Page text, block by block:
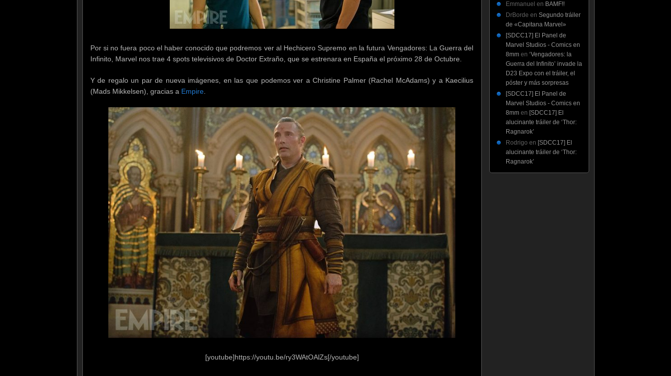
Por si no fuera poco el haber conocido que podremos ver al Hechicero Supremo en la futura Vengadores: La Guerra del
Infinito, Marvel nos trae 4 spots televisivos de Doctor Extraño, que se estrenara en España el próximo 28 de Octubre.
Y de regalo un par de nueva imágenes, en las que podemos ver a Christine Palmer (Rachel McAdams) y a Kaecilius
(Mads Mikkelsen), gracias a Empire.
[youtube]https://youtu.be/ry3WAtOAlZs[/youtube]
Emmanuel en BAMF!!
DrBorde en Segundo tráiler
de «Capitana Marvel»
[SDCC17] El Panel de
Marvel Studios - Comics en
8mmen ‘Vengadores: la
Guerra del Infinito’ invade la
D23 Expo con el tráiler, el
póster y más sorpresas
[SDCC17] El Panel de
Marvel Studios - Comics en
8mmen [SDCC17] El
alucinante tráiler de ‘Thor:
Ragnarok’
Rodrigo en [SDCC17] El
alucinante tráiler de ‘Thor:
Ragnarok’